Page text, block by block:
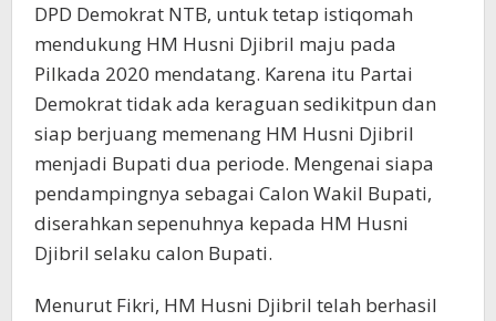
DPD Demokrat NTB, untuk tetap istiqomah
mendukung HM Husni Djibril maju pada
Pilkada 2020 mendatang. Karena itu Partai
Demokrat tidak ada keraguan sedikitpun dan
siap berjuang memenang HM Husni Djibril
menjadi Bupati dua periode. Mengenai siapa
pendampingnya sebagai Calon Wakil Bupati,
diserahkan sepenuhnya kepada HM Husni
Djibril selaku calon Bupati.
Menurut Fikri, HM Husni Djibril telah berhasil